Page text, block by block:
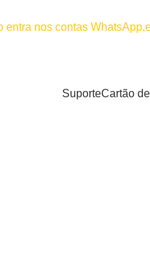
nos contas
SuporteCartão